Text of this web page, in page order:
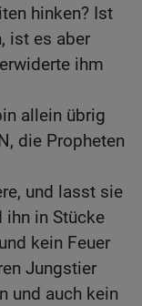
hinken? Ist
ist es aber
ihm
allein übrig
die Propheten
und lasst sie
ihn in Stücke
kein Feuer
Jungstier
und auch kein